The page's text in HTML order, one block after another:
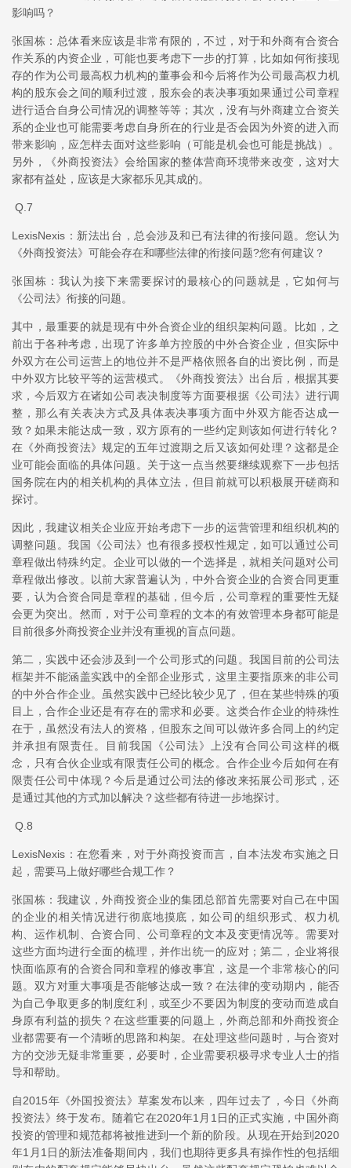
影响吗？
张国栋：总体看来应该是非常有限的，不过，对于和外商有合资合
作关系的内资企业，可能也要考虑下一步的打算，比如如何衔接现
存的作为公司最高权力机构的董事会和今后将作为公司最高权力机
构的股东会之间的顺利过渡，股东会的表决事项如果通过公司章程
进行适合自身公司情况的调整等等；其次，没有与外商建立合资关
系的企业也可能需要考虑自身所在的行业是否会因为外资的进入而
带来影响，应怎样去面对这些影响（可能是机会也可能是挑战）。
另外，《外商投资法》会给国家的整体营商环境带来改变，这对大
家都有益处，应该是大家都乐见其成的。
Q.7
LexisNexis：新法出台，总会涉及和已有法律的衔接问题。您认为
《外商投资法》可能会存在和哪些法律的衔接问题?您有何建议？
张国栋：我认为接下来需要探讨的最核心的问题就是，它如何与
《公司法》衔接的问题。
其中，最重要的就是现有中外合资企业的组织架构问题。比如，之
前出于各种考虑，出现了许多单方控股的中外合资企业，但实际中
外双方在公司运营上的地位并不是严格依照各自的出资比例，而是
中外双方比较平等的运营模式。《外商投资法》出台后，根据其要
求，今后双方在诸如公司表决制度等方面要根据《公司法》进行调
整，那么有关表决方式及具体表决事项方面中外双方能否达成一
致？如果未能达成一致，双方原有的一些约定则该如何进行转化？
在《外商投资法》规定的五年过渡期之后又该如何处理？这都是企
业可能会面临的具体问题。关于这一点当然要继续观察下一步包括
国务院在内的相关机构的具体立法，但目前就可以积极展开磋商和
探讨。
因此，我建议相关企业应开始考虑下一步的运营管理和组织机构的
调整问题。我国《公司法》也有很多授权性规定，如可以通过公司
章程做出特殊约定。企业可以做的一个选择是，就相关问题对公司
章程做出修改。以前大家普遍认为，中外合资企业的合资合同更重
要，认为合资合同是章程的基础，但今后，公司章程的重要性无疑
会更为突出。然而，对于公司章程的文本的有效管理本身都可能是
目前很多外商投资企业并没有重视的盲点问题。
第二，实践中还会涉及到一个公司形式的问题。我国目前的公司法
框架并不能涵盖实践中的全部企业形式，这里主要指原来的非公司
的中外合作企业。虽然实践中已经比较少见了，但在某些特殊的项
目上，合作企业还是有存在的需求和必要。这类合作企业的特殊性
在于，虽然没有法人的资格，但股东之间可以做许多合同上的约定
并承担有限责任。目前我国《公司法》上没有合同公司这样的概
念，只有合伙企业或有限责任公司的概念。合作企业今后如何在有
限责任公司中体现？今后是通过公司法的修改来拓展公司形式，还
是通过其他的方式加以解决？这些都有待进一步地探讨。
Q.8
LexisNexis：在您看来，对于外商投资而言，自本法发布实施之日
起，需要马上做好哪些合规工作？
张国栋：我建议，外商投资企业的集团总部首先需要对自己在中国
的企业的相关情况进行彻底地摸底，如公司的组织形式、权力机
构、运作机制、合资合同、公司章程的文本及变更情况等。需要对
这些方面均进行全面的梳理，并作出统一的应对；第二，企业将很
快面临原有的合资合同和章程的修改事宜，这是一个非常核心的问
题。双方对重大事项是否能够达成一致？在法律的变动期内，能否
为自己争取更多的制度红利，或至少不要因为制度的变动而造成自
身原有利益的损失？在这些重要的问题上，外商总部和外商投资企
业都需要有一个清晰的思路和构架。在处理这些问题时，与合资对
方的交涉无疑非常重要，必要时，企业需要积极寻求专业人士的指
导和帮助。
自2015年《外国投资法》草案发布以来，四年过去了，今日《外商
投资法》终于发布。随着它在2020年1月1日的正式实施，中国外商
投资的管理和规范都将被推进到一个新的阶段。从现在开始到2020
年1月1日的新法准备期间内，我们也期待更多具有操作性的包括细